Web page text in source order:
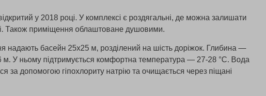
у 2018 році. У комплексі є роздягальні, де можна залишати
Також приміщення облаштоване душовими.
надають басейн 25х25 м, розділений на шість доріжок. Глибина —
м. У ньому підтримується комфортна температура — 27-28 °C. Вода
за допомогою гіпохлориту натрію та очищається через піщані